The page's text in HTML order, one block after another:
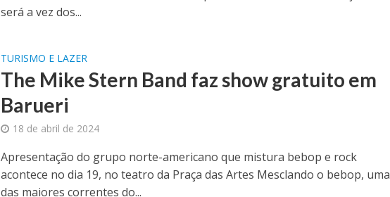
será a vez dos...
TURISMO E LAZER
The Mike Stern Band faz show gratuito em
Barueri
18 de abril de 2024
Apresentação do grupo norte-americano que mistura bebop e rock
acontece no dia 19, no teatro da Praça das Artes Mesclando o bebop, uma
das maiores correntes do...